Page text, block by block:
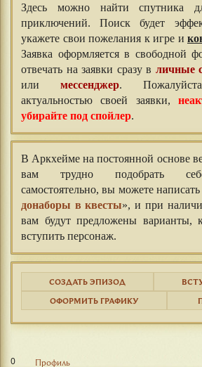
Здесь можно найти спутника
приключений. Поиск будет
укажете свои пожелания к игре и
Заявка оформляется в свободной
отвечать на заявки сразу в личные
или мессенджер.
актуальностью своей заявки,
убирайте под спойлер.
В Аркхейме на постоянной основе
вам трудно подобрать
самостоятельно, вы можете
донаборы в квесты», и при
вам будут предложены варианты,
вступить персонаж.
СОЗДАТЬ ЭПИЗОД
ОФОРМИТЬ ГРАФИКУ
0 Профиль